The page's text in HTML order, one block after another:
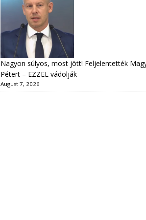
Nagyon súlyos, most jött! Feljelentették
Pétert – EZZEL vádolják
August 7, 2026